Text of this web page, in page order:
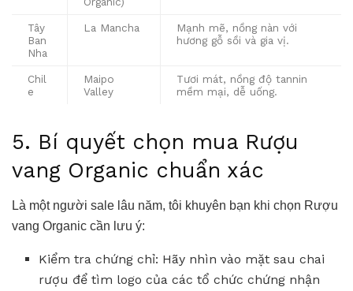
Tây
Ban
Nha
La Mancha
Mạnh mẽ, nồng nàn với
hương gỗ sồi và gia vị.
Chil
e
Maipo
Valley
Tươi mát, nồng độ tannin
mềm mại, dễ uống.
5. Bí quyết chọn mua Rượu
vang Organic chuẩn xác
Là một người sale lâu năm, tôi khuyên bạn khi chọn Rượu
vang Organic cần lưu ý:
Kiểm tra chứng chỉ: Hãy nhìn vào mặt sau chai
rượu để tìm logo của các tổ chức chứng nhận